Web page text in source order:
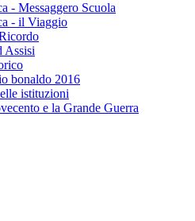
- Messaggero Scuola
- il Viaggio
Assisi
bonaldo 2016
istituzioni
e la Grande Guerra